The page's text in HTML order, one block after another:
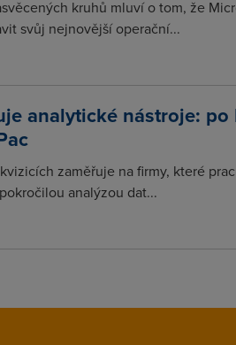
kruhů mluví o tom, že
svůj nejnovější operační...
analytické nástroje: po
zaměřuje na firmy, které
analýzou dat...